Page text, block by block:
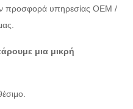
προσφορά υπηρεσίας OEM /
μια μικρή